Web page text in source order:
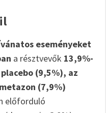
eseményeket
a résztvevők 13,9%-
placebo (9,5%), az
(7,9%)
előforduló